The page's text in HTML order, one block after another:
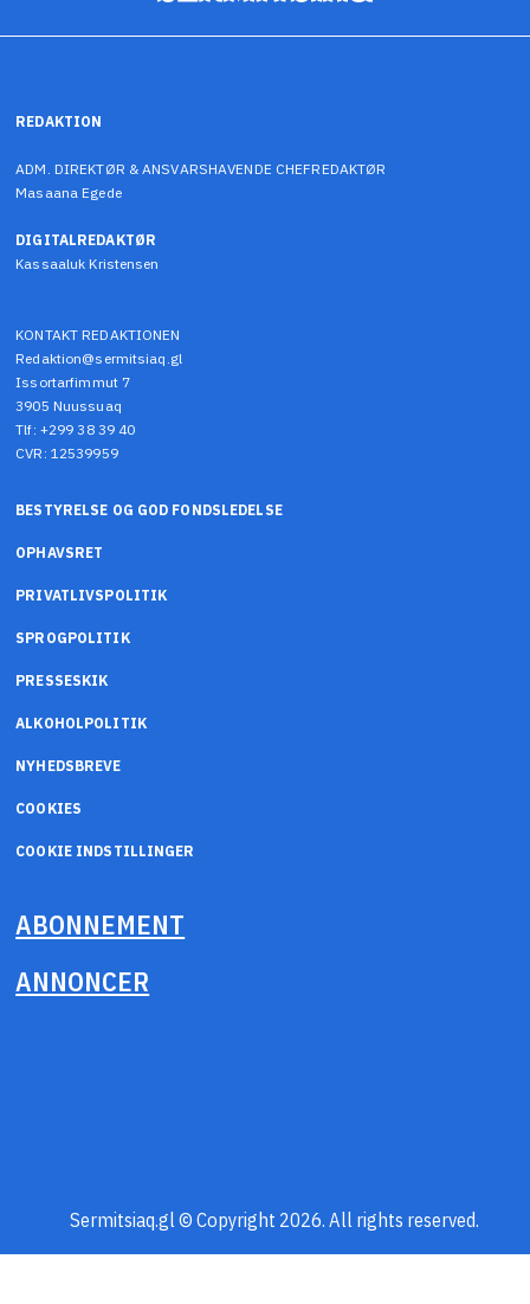
REDAKTION
ADM. DIREKTØR & ANSVARSHAVENDE CHEFREDAKTØR
Masaana Egede
DIGITALREDAKTØR
Kassaaluk Kristensen
KONTAKT REDAKTIONEN
Redaktion@sermitsiaq.gl
Issortarfimmut 7
3905 Nuussuaq
Tlf: +299 38 39 40
CVR: 12539959
BESTYRELSE OG GOD FONDSLEDELSE
OPHAVSRET
PRIVATLIVSPOLITIK
SPROGPOLITIK
PRESSESKIK
ALKOHOLPOLITIK
NYHEDSBREVE
COOKIES
COOKIE INDSTILLINGER
ABONNEMENT
ANNONCER
Sermitsiaq.gl © Copyright 2026. All rights reserved.